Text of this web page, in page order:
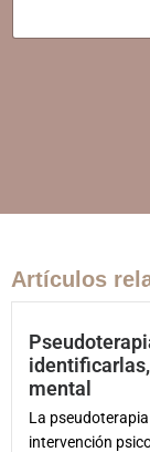
Artículos
mental
La
intervención